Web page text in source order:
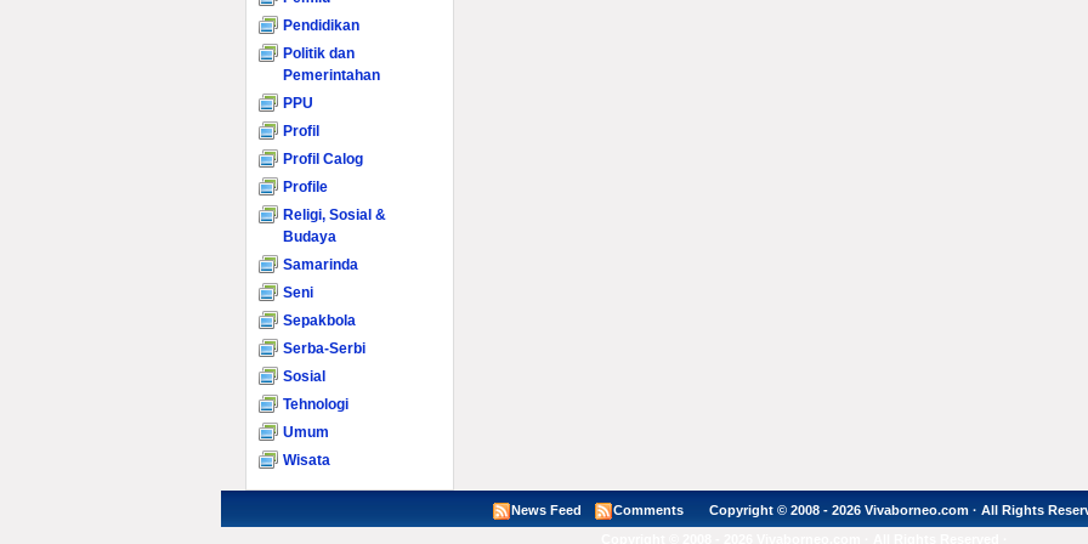
Pendidikan
Politik dan
Pemerintahan
PPU
Profil
Profil Calog
Profile
Religi, Sosial &
Budaya
Samarinda
Seni
Sepakbola
Serba-Serbi
Sosial
Tehnologi
Umum
Wisata
News Feed Comments Copyright © 2008 - 2026 Vivaborneo.com · All Rights